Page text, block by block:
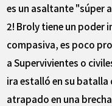
es un asaltante "súper
2! Broly tiene un poder
compasiva, es poco
a Supervivientes o
ira estalló en su batalla
atrapado en una